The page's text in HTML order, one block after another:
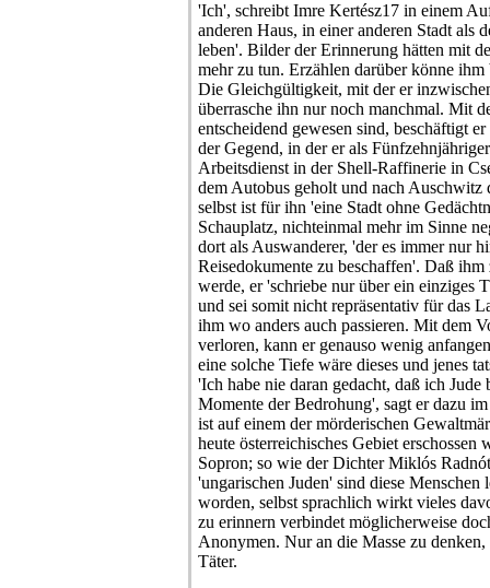
'Ich', schreibt Imre Kertész17 in einem
anderen Haus, in einer anderen Stadt als
leben'. Bilder der Erinnerung hätten mit
mehr zu tun. Erzählen darüber könne
Die Gleichgültigkeit, mit der er
überrasche ihn nur noch manchmal. Mit
entscheidend gewesen sind, beschäftigt
der Gegend, in der er als
Arbeitsdienst in der Shell-Raffinerie in
dem Autobus geholt und nach Auschwitz
selbst ist für ihn 'eine Stadt ohne
Schauplatz, nichteinmal mehr im Sinne
dort als Auswanderer, 'der es immer nur
Reisedokumente zu beschaffen'. Daß
werde, er 'schriebe nur über ein einziges
und sei somit nicht repräsentativ für das
ihm wo anders auch passieren. Mit dem
verloren, kann er genauso wenig
eine solche Tiefe wäre dieses und jenes
'Ich habe nie daran gedacht, daß ich Jude
Momente der Bedrohung', sagt er dazu
ist auf einem der mörderischen
heute österreichisches Gebiet erschossen
Sopron; so wie der Dichter Miklós
'ungarischen Juden' sind diese
worden, selbst sprachlich wirkt vieles
zu erinnern verbindet möglicherweise
Anonymen. Nur an die Masse zu
Täter.